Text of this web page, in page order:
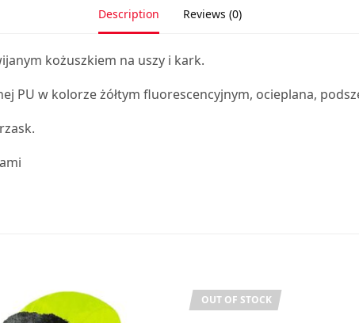
Description Reviews (0)
kożuszkiem na uszy i kark.
PU w kolorze żółtym fluorescencyjnym, ocieplana,
OUT OF STOCK